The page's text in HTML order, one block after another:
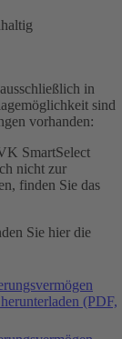
in
sind
vorhanden:
SmartSelect
nicht zur
finden Sie das
Sie hier die
(PDF,